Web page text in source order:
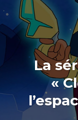
La
«